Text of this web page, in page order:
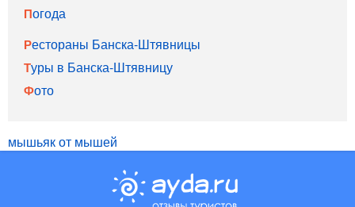
Погода
Рестораны Банска-Штявницы
Туры в Банска-Штявницу
Фото
мышьяк от мышей